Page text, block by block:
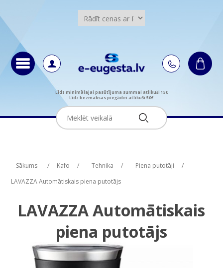
Līdz minimālajai pasūtījuma summai atlikuši 15€
Līdz bezmaksas piegādei atlikuši 50€
Sākums / Kafo / Tehnika / Piena putotāji
/
LAVAZZA Automātiskais piena putotājs
LAVAZZA Automātiskais
piena putotājs